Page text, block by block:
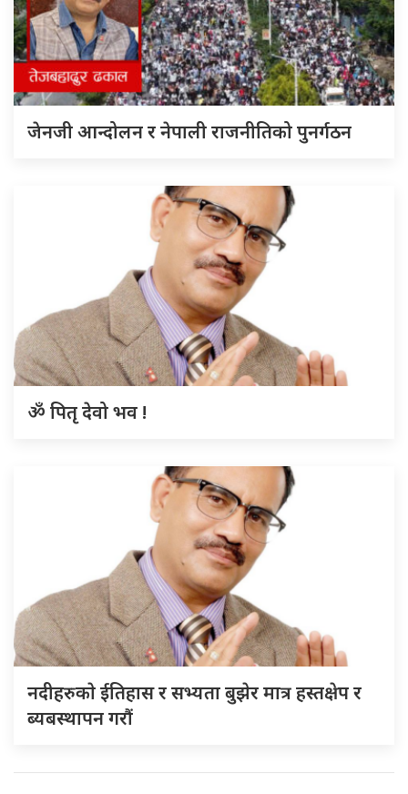
जेनजी आन्दोलन र नेपाली राजनीतिको पुनर्गठन
ॐ पितृ देवो भव !
नदीहरुकाे ईतिहास र सभ्यता बुझेर मात्र हस्तक्षेप र
ब्यबस्थापन गराैं